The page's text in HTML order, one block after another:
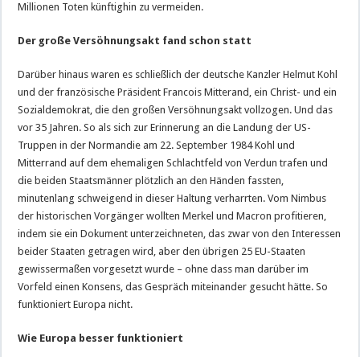
Millionen Toten künftighin zu vermeiden.
Der große Versöhnungsakt fand schon statt
Darüber hinaus waren es schließlich der deutsche Kanzler Helmut Kohl
und der französische Präsident Francois Mitterand, ein Christ- und ein
Sozialdemokrat, die den großen Versöhnungsakt vollzogen. Und das
vor 35 Jahren. So als sich zur Erinnerung an die Landung der US-
Truppen in der Normandie am 22. September 1984 Kohl und
Mitterrand auf dem ehemaligen Schlachtfeld von Verdun trafen und
die beiden Staatsmänner plötzlich an den Händen fassten,
minutenlang schweigend in dieser Haltung verharrten. Vom Nimbus
der historischen Vorgänger wollten Merkel und Macron profitieren,
indem sie ein Dokument unterzeichneten, das zwar von den Interessen
beider Staaten getragen wird, aber den übrigen 25 EU-Staaten
gewissermaßen vorgesetzt wurde – ohne dass man darüber im
Vorfeld einen Konsens, das Gespräch miteinander gesucht hätte. So
funktioniert Europa nicht.
Wie Europa besser funktioniert